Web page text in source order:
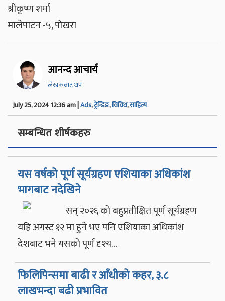
श्रीकृष्ण शर्मा
मालेपाटन -५, पोखरा
आनन्द आचार्य
लेखकबाट थप
July 25, 2024 12:36 am |Ads,ट्रेन्डिङ,विविध,साहित्य
सम्बन्धित शीर्षकहरु
यस वर्षको पूर्ण सूर्यग्रहण एशियाका अधिकांश
भागबाट नदेखिने
सन् २०२६ को बहुप्रतीक्षित पूर्ण सूर्यग्रहण
यहि अगस्ट १२ मा हुने भए पनि एशियाका अधिकांश
देशबाट भने यसको पूर्ण दृश्य…
फिलिपिन्समा बाढी र आँधीको कहर, ३.८
लाखभन्दा बढी प्रभावित